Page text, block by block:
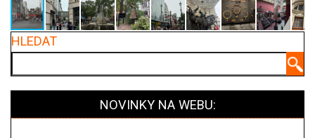
HLEDAT
NOVINKY NA WEBU: